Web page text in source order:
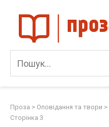
content
Проза > Оповідання та твори >
Сторінка 3